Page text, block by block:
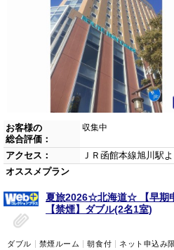
お客様の
総合評価：
収集中
アクセス：
ＪＲ函館本線旭川駅
オススメプラン
夏旅2026☆北海道☆ 【早期
【禁煙】ダブル(2名1室)
ダブル 禁煙ルーム 朝食付 ネット申込み